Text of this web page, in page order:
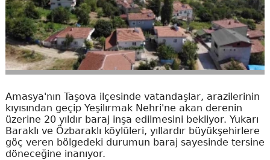
Amasya'nın Taşova ilçesinde vatandaşlar, arazilerinin
kıyısından geçip Yeşilırmak Nehri'ne akan derenin
üzerine 20 yıldır baraj inşa edilmesini bekliyor. Yukarı
Baraklı ve Özbaraklı köylüleri, yıllardır büyükşehirlere
göç veren bölgedeki durumun baraj sayesinde tersine
döneceğine inanıyor.